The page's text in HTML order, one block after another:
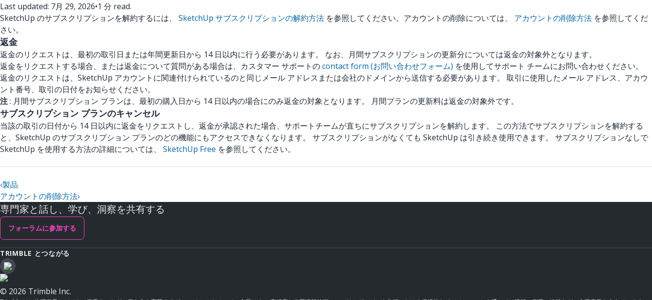
Last updated: 7月 29, 2026•1 分 read.
SketchUp のサブスクリプションを解約するには、 SketchUp サブスクリプションの解約方法 を参照してください。アカウントの削除については、 アカウントの削除方法 を参照してくだ
さい。
返金
返金のリクエストは、最初の取引日または年間更新日から 14 日以内に行う必要があります。 なお、月間サブスクリプションの更新分については返金の対象外となります。
返金をリクエストする場合、または返金について質問がある場合は、カスタマー サポートのcontact form (お問い合わせフォーム) を使用してサポート チームにお問い合わせください。
返金のリクエストは、SketchUp アカウントに関連付けられているのと同じメール アドレスまたは会社のドメインから送信する必要があります。 取引に使用したメール アドレス、アカウ
ント番号、取引の日付をお知らせください。
注: 月間サブスクリプション プランは、最初の購入日から 14 日以内の場合にのみ返金の対象となります。 月間プランの更新料は返金の対象外です。
サブスクリプション プランのキャンセル
当該の取引の日付から 14 日以内に返金をリクエストし、返金が承認された場合、サポートチームが直ちにサブスクリプションを解約します。 この方法でサブスクリプションを解約する
と、SketchUp のサブスクリプション プランのどの機能にもアクセスできなくなります。 サブスクリプションがなくても SketchUp は引き続き使用できます。 サブスクリプションなしで
SketchUp を使用する方法の詳細については、 SketchUp Free を参照してください。
‹製品
アカウントの削除方法›
専門家と話し、学び、洞察を共有する
フォーラムに参加する
TRIMBLE とつながる
© 2026 Trimble Inc.